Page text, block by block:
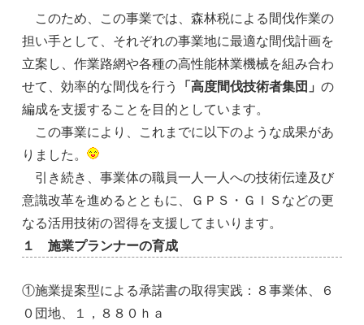
このため、この事業では、森林税による間伐作業の
担い手として、それぞれの事業地に最適な間伐計画を
立案し、作業路網や各種の高性能林業機械を組み合わ
せて、効率的な間伐を行う
「高度間伐技術者集団」の
編成を支援することを目的としています。
この事業により、これまでに以下のような成果があ
りました。
引き続き、事業体の職員一人一人への技術伝達及び
意識改革を進めるとともに、ＧＰＳ・ＧＩＳなどの更
なる活用技術の習得を支援してまいります。
１ 施業プランナーの育成
①施業提案型による承諾書の取得実践：８事業体、６
０団地、１，８８０ｈａ